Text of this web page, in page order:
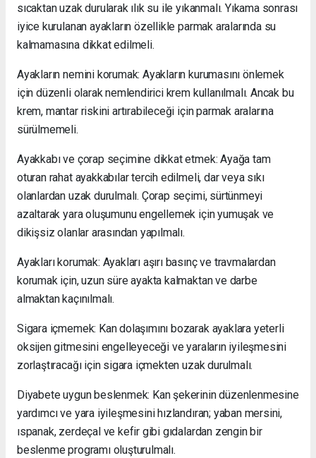
sıcaktan uzak durularak ılık su ile yıkanmalı. Yıkama sonrası
iyice kurulanan ayakların özellikle parmak aralarında su
kalmamasına dikkat edilmeli.
Ayakların nemini korumak: Ayakların kurumasını önlemek
için düzenli olarak nemlendirici krem kullanılmalı. Ancak bu
krem, mantar riskini artırabileceği için parmak aralarına
sürülmemeli.
Ayakkabı ve çorap seçimine dikkat etmek: Ayağa tam
oturan rahat ayakkabılar tercih edilmeli, dar veya sıkı
olanlardan uzak durulmalı. Çorap seçimi, sürtünmeyi
azaltarak yara oluşumunu engellemek için yumuşak ve
dikişsiz olanlar arasından yapılmalı.
Ayakları korumak: Ayakları aşırı basınç ve travmalardan
korumak için, uzun süre ayakta kalmaktan ve darbe
almaktan kaçınılmalı.
Sigara içmemek: Kan dolaşımını bozarak ayaklara yeterli
oksijen gitmesini engelleyeceği ve yaraların iyileşmesini
zorlaştıracağı için sigara içmekten uzak durulmalı.
Diyabete uygun beslenmek: Kan şekerinin düzenlenmesine
yardımcı ve yara iyileşmesini hızlandıran; yaban mersini,
ıspanak, zerdeçal ve kefir gibi gıdalardan zengin bir
beslenme programı oluşturulmalı.